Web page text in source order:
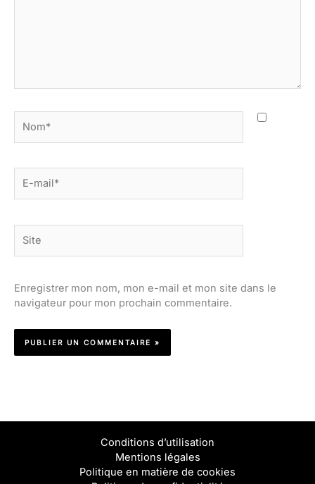
mail*
Enregistrer mon nom, mon e-mail et mon site dans le
navigateur pour mon prochain commentaire.
Conditions d’utilisation
Mentions légales
Politique en matière de cookies